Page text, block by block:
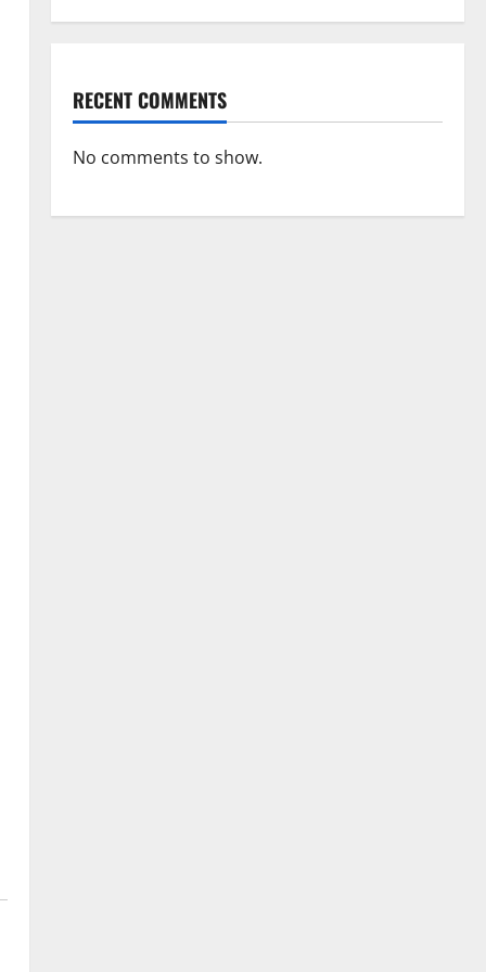
RECENT COMMENTS
No comments to show.